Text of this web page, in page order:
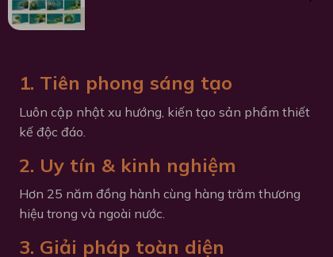
1. Tiên phong sáng tạo
Luôn cập nhật xu hướng, kiến tạo sản phẩm thiết
kế độc đáo.
2. Uy tín & kinh nghiệm
Hơn 25 năm đồng hành cùng hàng trăm thương
hiệu trong và ngoài nước.
3. Giải pháp toàn diện